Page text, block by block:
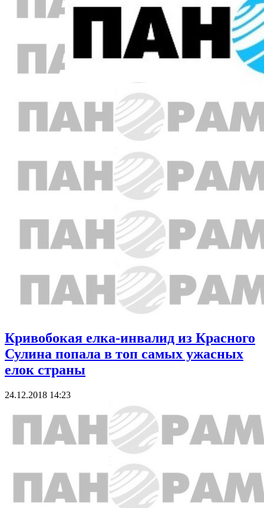
Кривобокая елка-инвалид из Красного
Сулина попала в топ самых ужасных
елок страны
24.12.2018 14:23